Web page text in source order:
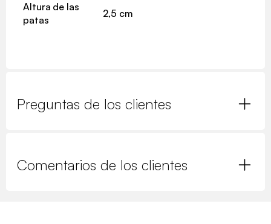
Altura de las
patas
2,5 cm
Preguntas de los clientes
Comentarios de los clientes